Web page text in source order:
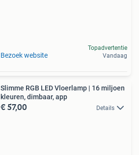
Bezoek website
Topadvertentie
Vandaag
Slimme RGB LED Vloerlamp | 16 miljoen
kleuren, dimbaar, app
€ 57,00 Details